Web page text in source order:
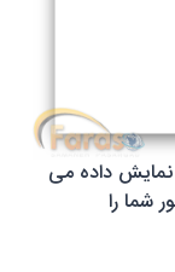
داده می
شما را